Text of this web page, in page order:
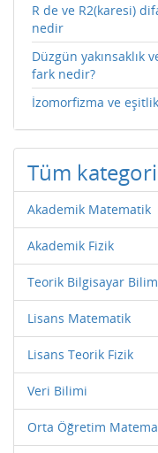
R de ve R2(karesi)
nedir
Düzgün yakınsaklık
fark nedir?
İzomorfizma ve
Tüm
Akademik Matematik
Akademik Fizik
Teorik Bilgisayar
Lisans Matematik
Lisans Teorik Fizik
Veri Bilimi
Orta Öğretim